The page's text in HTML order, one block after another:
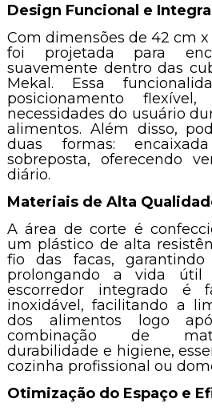
Design Funcional e
Com dimensões de 42 cm
foi projetada para
suavemente dentro das
Mekal. Essa
posicionamento
necessidades do usuário
alimentos. Além disso,
duas formas:
sobreposta, oferecendo
diário.
Materiais de Alta
A área de corte é
um plástico de alta
fio das facas,
prolongando a vida útil
escorredor integrado é
inoxidável, facilitando a
dos alimentos logo
combinação de
durabilidade e higiene,
cozinha profissional ou
Otimização do Espaço e